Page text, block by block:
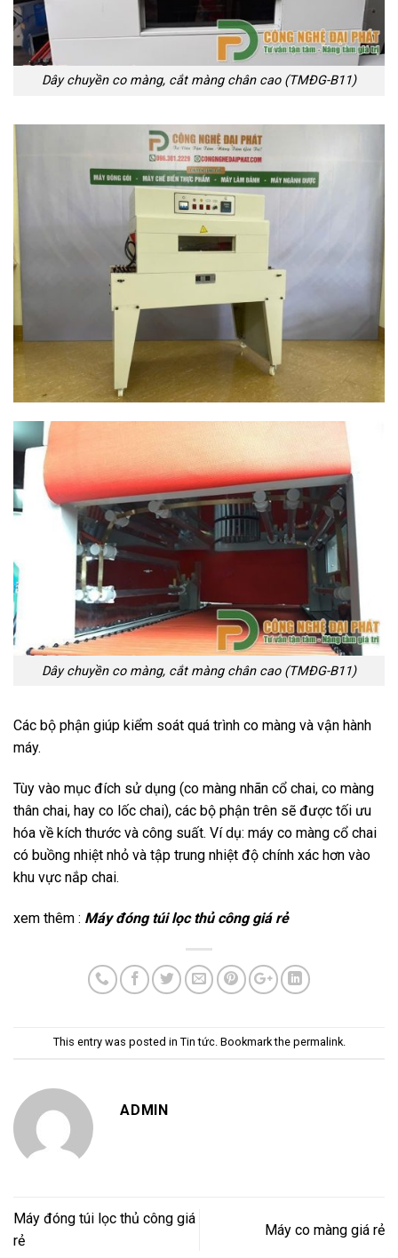
Dây chuyền co màng, cắt màng chân cao (TMĐG-B11)
Dây chuyền co màng, cắt màng chân cao (TMĐG-B11)
Các bộ phận giúp kiểm soát quá trình co màng và vận hành
máy.
Tùy vào mục đích sử dụng (co màng nhãn cổ chai, co màng
thân chai, hay co lốc chai), các bộ phận trên sẽ được tối ưu
hóa về kích thước và công suất. Ví dụ: máy co màng cổ chai
có buồng nhiệt nhỏ và tập trung nhiệt độ chính xác hơn vào
khu vực nắp chai.
xem thêm : Máy đóng túi lọc thủ công giá rẻ
This entry was posted in Tin tức. Bookmark the permalink.
ADMIN
Máy đóng túi lọc thủ công giá
rẻ
Máy co màng giá rẻ